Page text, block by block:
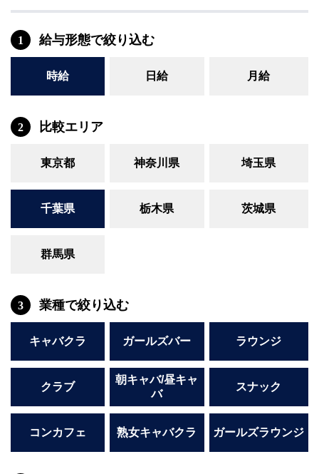
1 給与形態で絞り込む
時給 日給 月給
2 比較エリア
東京都 神奈川県 埼玉県
千葉県 栃木県 茨城県
群馬県
3 業種で絞り込む
キャバクラ ガールズバー ラウンジ
クラブ
朝キャバ/昼キャ
バ
スナック
コンカフェ 熟女キャバクラ ガールズラウンジ